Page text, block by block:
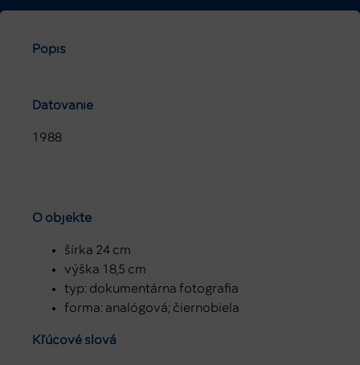
Popis
Datovanie
1988
O objekte
šírka 24 cm
výška 18,5 cm
typ: dokumentárna fotografia
forma: analógová; čiernobiela
Kľúčové slová